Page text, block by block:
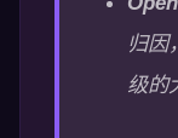
归因
级的